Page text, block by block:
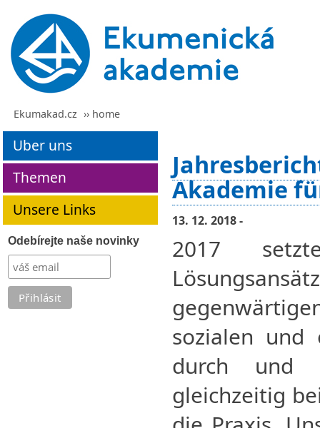
Ekumakad.cz ›› home
Uber uns
Themen
Unsere Links
Odebírejte naše novinky
Akademie
13. 12. 2018 -
2017
sozialen und
durch und
gleichzeitig